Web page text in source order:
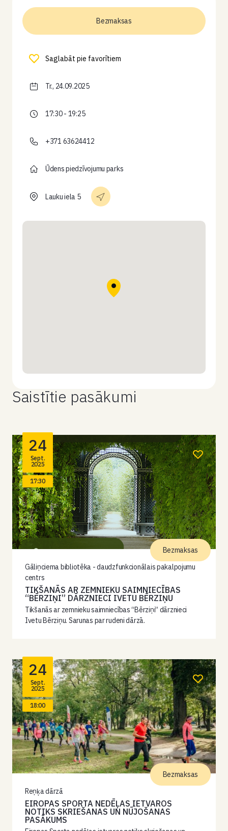
Bezmaksas
Saglabāt pie favorītiem
Tr., 24.09.2025
17:30 - 19:25
+371 63624412
Ūdens piedzīvojumu parks
Lauku iela 5
Saistītie pasākumi
24
Sept.
2025
17:30
Gāliņciema bibliotēka - daudzfunkcionālais pakalpojumu
centrs
TIKŠANĀS AR ZEMNIEKU SAIMNIECĪBAS
“BĒRZIŅI” DĀRZNIECI IVETU BĒRZIŅU
Tikšanās ar zemnieku saimniecības “Bērziņi” dārznieci
Ivetu Bērziņu. Sarunas par rudeni dārzā.
Bezmaksas
24
Sept.
2025
18:00
Reņķa dārzā
EIROPAS SPORTA NEDĒĻAS IETVAROS
NOTIKS SKRIEŠANAS UN NŪJOŠANAS
PASĀKUMS
Bezmaksas